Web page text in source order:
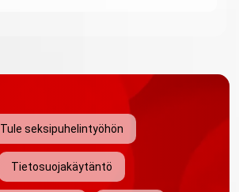
Tule seksipuhelintyöhön
Tietosuojakäytäntö